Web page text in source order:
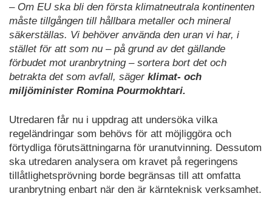
– Om EU ska bli den första klimatneutrala kontinenten
måste tillgången till hållbara metaller och mineral
säkerställas. Vi behöver använda den uran vi har, i
stället för att som nu – på grund av det gällande
förbudet mot uranbrytning – sortera bort det och
betrakta det som avfall, säger klimat- och
miljöminister Romina Pourmokhtari.
Utredaren får nu i uppdrag att undersöka vilka
regeländringar som behövs för att möjliggöra och
förtydliga förutsättningarna för uranutvinning. Dessutom
ska utredaren analysera om kravet på regeringens
tillåtlighetsprövning borde begränsas till att omfatta
uranbrytning enbart när den är kärnteknisk verksamhet.